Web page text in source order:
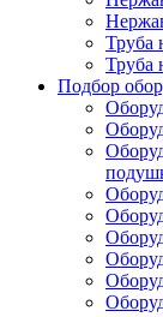
Труба
Труба
Подбор